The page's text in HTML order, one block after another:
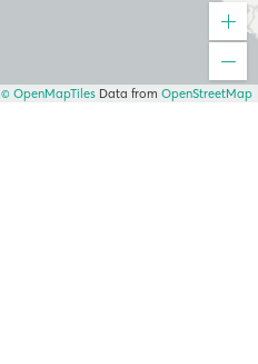
© OpenMapTiles Data from OpenStreetMap